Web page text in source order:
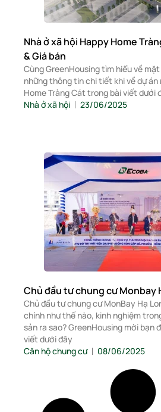
Nhà ở xã hội Happy Home
& Giá bán
Cùng GreenHousing tìm hiểu về
những thông tin chi tiết khi về dự án
Home Tràng Cát trong bài viết dưới
Nhà ở xã hội
23/06/2025
Chủ đầu tư chung cư Monbay
Chủ đầu tư chung cư MonBay Hạ
chính như thế nào, kinh nghiệm
sản ra sao? GreenHousing mời bạn
viết dưới đây
Căn hộ chung cư
08/06/2025